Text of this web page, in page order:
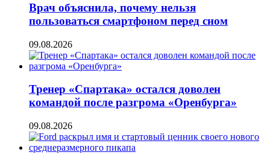
Врач объяснила, почему нельзя
пользоваться смартфоном перед сном
09.08.2026
Тренер «Спартака» остался доволен
командой после разгрома «Оренбурга»
09.08.2026